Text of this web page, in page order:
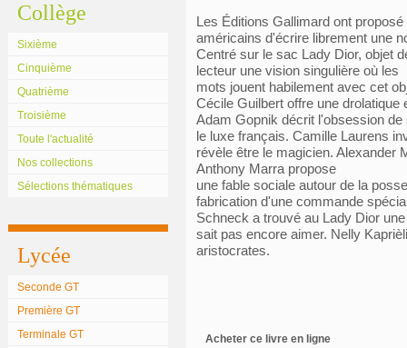
Collège
Sixième
Cinquième
Quatrième
Troisième
Toute l'actualité
Nos collections
Sélections thématiques
Lycée
Seconde GT
Première GT
Terminale GT
Les Éditions Gallimard ont
américains d'écrire librement une
Centré sur le sac Lady Dior, objet
lecteur une vision singulière où les
mots jouent habilement avec cet
Cécile Guilbert offre une drolatique
Adam Gopnik décrit l'obsession
le luxe français. Camille Laurens
révèle être le magicien. Alexander
Anthony Marra propose
une fable sociale autour de la
fabrication d'une commande
Schneck a trouvé au Lady Dior
sait pas encore aimer. Nelly
aristocrates.
Acheter ce livre en ligne